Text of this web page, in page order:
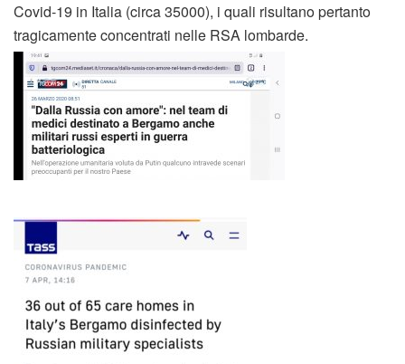
Covid-19 in Italia (circa 35000), i quali risultano pertanto
tragicamente concentrati nelle RSA lombarde.